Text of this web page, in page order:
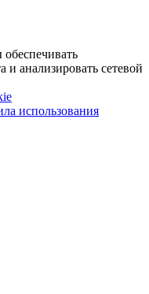
и анализировать сетевой
использования